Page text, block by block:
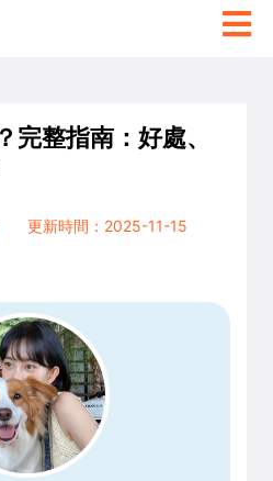
整指南：好處、
更新時間：2025-11-15